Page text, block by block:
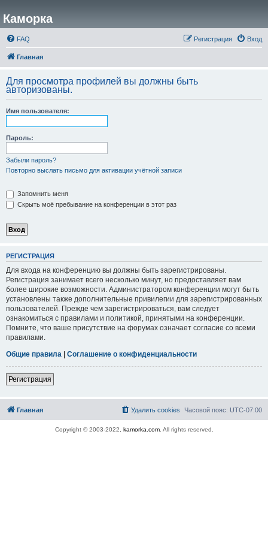
Каморка
FAQ Вход
Регистрация
Главная
Для просмотра профилей вы должны быть
авторизованы.
Имя пользователя:
Пароль:
Забыли пароль?
Повторно выслать письмо для активации учётной записи
Запомнить меня
Скрыть моё пребывание на конференции в этот раз
РЕГИСТРАЦИЯ
Для входа на конференцию вы должны быть зарегистрированы.
Регистрация занимает всего несколько минут, но предоставляет вам
более широкие возможности. Администратором конференции могут быть
установлены также дополнительные привилегии для зарегистрированных
пользователей. Прежде чем зарегистрироваться, вам следует
ознакомиться с правилами и политикой, принятыми на конференции.
Помните, что ваше присутствие на форумах означает согласие со всеми
правилами.
Общие правила | Соглашение о конфиденциальности
Регистрация
Главная Часовой пояс: UTC-07:00
Удалить cookies
Copyright © 2003-2022, kamorka.com. All rights reserved.